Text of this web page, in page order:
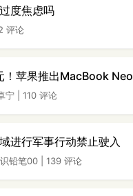
度焦虑吗
评论
！苹果推出MacBook Neo
宁 110 评论
进行军事行动禁止驶入
铅笔00 139 评论